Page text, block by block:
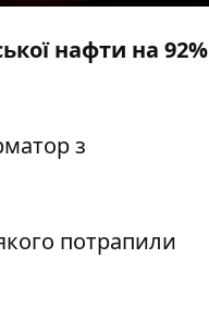
нафти на 92%
з
потрапили